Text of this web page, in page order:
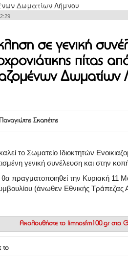
σε γενική
πίτας
Δωματίων
Σκαπέτης
το Σωματείο Ιδιοκτητών
γενική συνέλευση και στην
πραγματοποιηθεί την Κυριακή 11
(άνωθεν Εθνικής Τράπεζας
Ακολουθήστε το limnosfm100.gr στο
το